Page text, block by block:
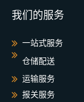
我们的服务
一站式服务
仓储配送
运输服务
报关服务